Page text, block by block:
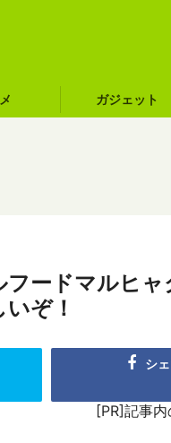
ガジェット
ードマルヒ
ぞ！
シ
[PR]記事